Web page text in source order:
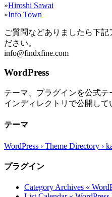
»Hiroshi Sawai
»Info Town
ご質問などありましたら下記
ださい。
info@findxfine.com
WordPress
テーマ、プラグインを公式
インディレクトリで公開して
テーマ
WordPress › Theme Directory ›
プラグイン
Category Archives «